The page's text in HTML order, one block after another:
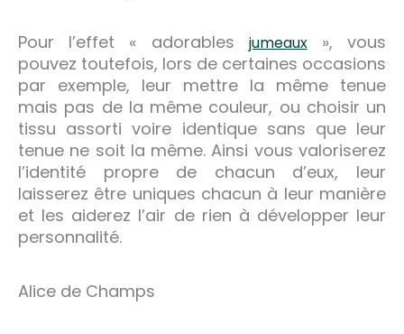
Pour l’effet « adorables jumeaux», vous
pouvez toutefois, lors de certaines occasions
par exemple, leur mettre la même tenue
mais pas de la même couleur, ou choisir un
tissu assorti voire identique sans que leur
tenue ne soit la même. Ainsi vous valoriserez
l’identité propre de chacun d’eux, leur
laisserez être uniques chacun à leur manière
et les aiderez l’air de rien à développer leur
personnalité.
Alice de Champs